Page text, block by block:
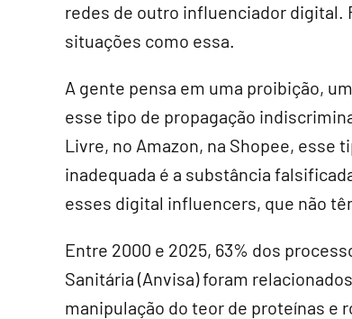
redes de outro influenciador digital.
situações como essa.
A gente pensa em uma proibição,
esse tipo de propagação
Livre, no Amazon, na Shopee, esse
inadequada é a substância
esses digital influencers, que não
Entre 2000 e 2025, 63% dos
Sanitária (Anvisa) foram
manipulação do teor de proteínas e